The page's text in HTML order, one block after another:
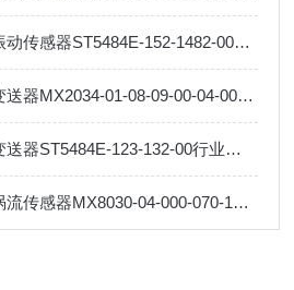
美国迈确METRIX振动传感器ST5484E-152-1482-00工作原理
美国迈确METRIX变送器MX2034-01-08-09-00-04-003-00工作原理
美国迈确METRIX变送器ST5484E-123-132-00行业标准及应用
美国迈确METRIX涡流传感器MX8030-04-000-070-10-05行业标准及应用